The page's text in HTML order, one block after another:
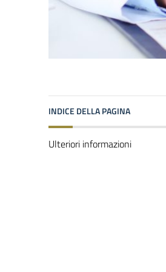
INDICE DELLA PAGINA
Ulteriori informazioni